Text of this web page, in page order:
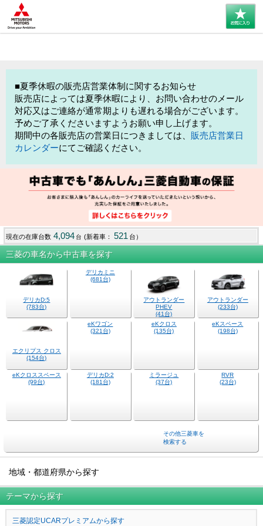
■夏季休暇の販売店営業体制に関するお知らせ
販売店によっては夏季休暇により、お問い合わせのメール
対応又はご連絡が通常期よりも遅れる場合がございます。
予めご了承くださいますようお願い申し上げます。
期間中の各販売店の営業日につきましては、 販売店営業日
カレンダーにてご確認ください。
現在の在庫台数 4,094 台 (新着車： 521 台）
三菱の車名から中古車を探す
デリカD:5
(783台)
デリカミニ
(681台)
アウトランダー
PHEV
(41台)
アウトランダー
(233台)
エクリプス クロス
(154台)
eKワゴン
(321台)
eKクロス
(135台)
eKスペース
(198台)
eKクロススペース
(99台)
デリカD:2
(181台)
ミラージュ
(37台)
その他三菱車を
検索する
地域・都道府県から探す
テーマから探す
三菱認定UCARプレミアムから探す